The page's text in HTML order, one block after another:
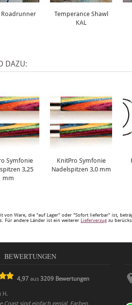
Roadrunner
Temperance Shawl
KAL
DAZU:
Symfonie
3,25
mm
KnitPro Symfonie
Nadelspitzen 3,0 mm
von Ware, die "auf Lager" oder "Sofort lieferbar" ist,
Für andere Länder ist ein weiterer Lieferverzug zu
BEWERTUNGEN
4,97 aus3209 Bewertungen
H.
Coast sind einfach genial. Farben,